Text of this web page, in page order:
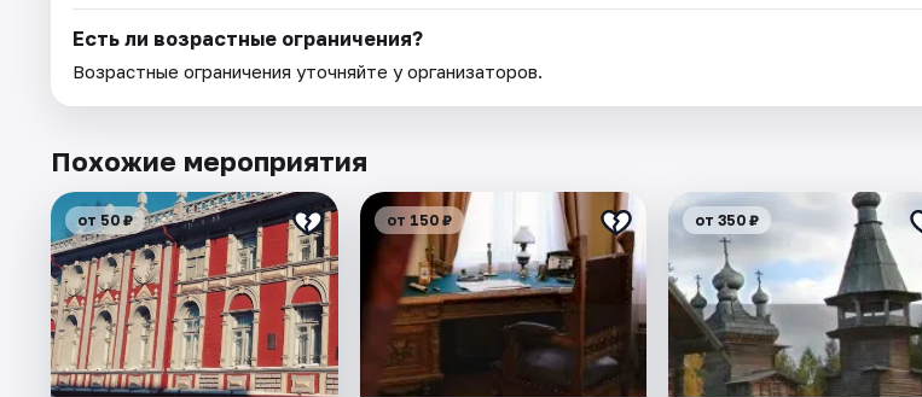
Есть ли возрастные ограничения?
Возрастные ограничения уточняйте у организаторов.
Похожие мероприятия
от 50 ₽ от 150 ₽ от 350 ₽